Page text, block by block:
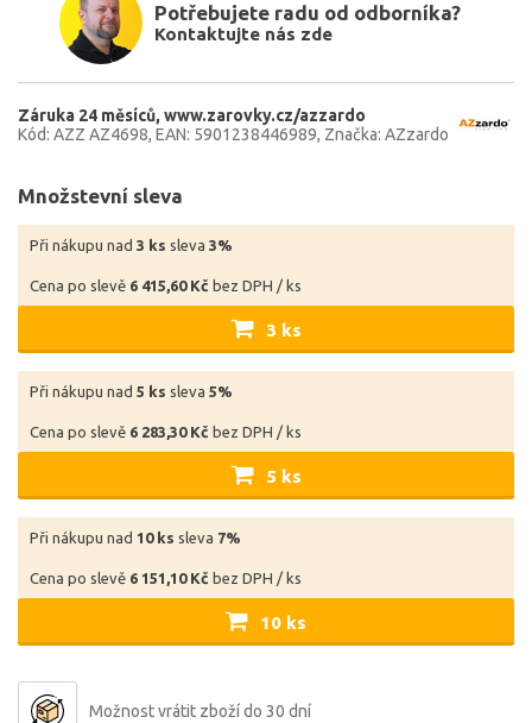
Potřebujete radu od odborníka?
Kontaktujte nás zde
Záruka 24 měsíců www.zarovky.cz/azzardo
Kód: AZZ AZ4698 EAN: 5901238446989 Značka: AZzardo
Množstevní sleva
Při nákupu nad 3 ks sleva 3%
Cena po slevě 6 415,60 Kč bez DPH / ks
3 ks
Při nákupu nad 5 ks sleva 5%
Cena po slevě 6 283,30 Kč bez DPH / ks
5 ks
Při nákupu nad 10 ks sleva 7%
Cena po slevě 6 151,10 Kč bez DPH / ks
10 ks
Možnost vrátit zboží do 30 dní